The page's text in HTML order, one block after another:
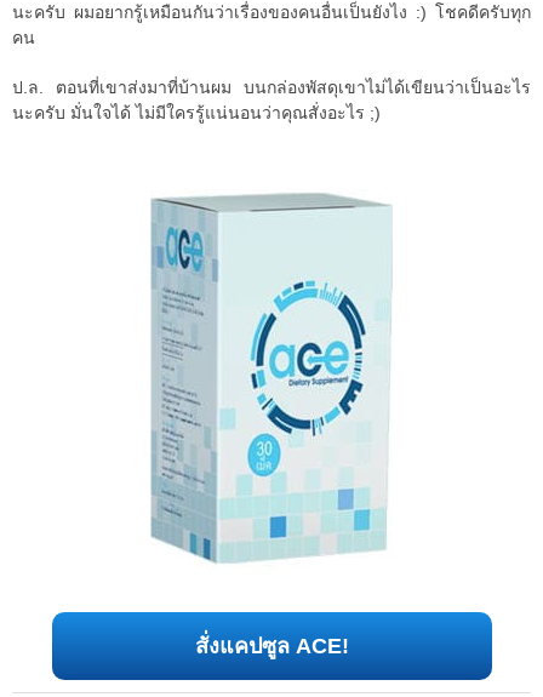
นะครับ ผมอยากรู้เหมือนกันว่าเรื่องของคนอื่นเป็นยังไง :) โชคดีครับทุก
คน
ป.ล. ตอนที่เขาส่งมาที่บ้านผม บนกล่องพัสดุเขาไม่ได้เขียนว่าเป็นอะไร
นะครับ มั่นใจได้ ไม่มีใครรู้แน่นอนว่าคุณสั่งอะไร ;)
สั่งแคปซูล ACE!